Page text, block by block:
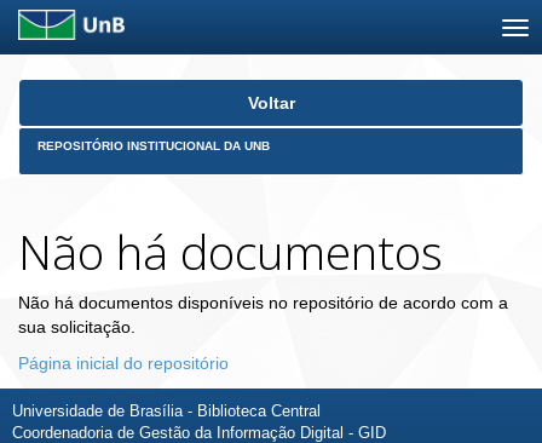
Skip
Voltar
REPOSITÓRIO INSTITUCIONAL DA UNB
Não há documentos
Não há documentos disponíveis no repositório de acordo com a
sua solicitação.
Página inicial do repositório
Universidade de Brasília - Biblioteca Central
Coordenadoria de Gestão da Informação Digital - GID